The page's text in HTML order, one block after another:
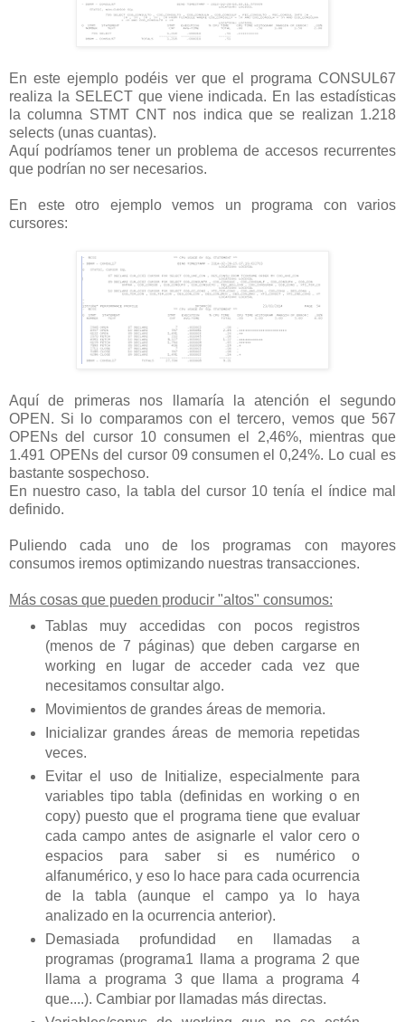
En este ejemplo podéis ver que el programa CONSUL67
realiza la SELECT que viene indicada. En las estadísticas
la columna STMT CNT nos indica que se realizan 1.218
selects (unas cuantas).
Aquí podríamos tener un problema de accesos recurrentes
que podrían no ser necesarios.
En este otro ejemplo vemos un programa con varios
cursores:
Aquí de primeras nos llamaría la atención el segundo
OPEN. Si lo comparamos con el tercero, vemos que 567
OPENs del cursor 10 consumen el 2,46%, mientras que
1.491 OPENs del cursor 09 consumen el 0,24%. Lo cual es
bastante sospechoso.
En nuestro caso, la tabla del cursor 10 tenía el índice mal
definido.
Puliendo cada uno de los programas con mayores
consumos iremos optimizando nuestras transacciones.
Más cosas que pueden producir "altos" consumos:
Tablas muy accedidas con pocos registros
(menos de 7 páginas) que deben cargarse en
working en lugar de acceder cada vez que
necesitamos consultar algo.
Movimientos de grandes áreas de memoria.
Inicializar grandes áreas de memoria repetidas
veces.
Evitar el uso de Initialize, especialmente para
variables tipo tabla (definidas en working o en
copy) puesto que el programa tiene que evaluar
cada campo antes de asignarle el valor cero o
espacios para saber si es numérico o
alfanumérico, y eso lo hace para cada ocurrencia
de la tabla (aunque el campo ya lo haya
analizado en la ocurrencia anterior).
Demasiada profundidad en llamadas a
programas (programa1 llama a programa 2 que
llama a programa 3 que llama a programa 4
que....). Cambiar por llamadas más directas.